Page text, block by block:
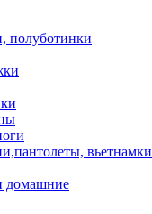
полуботинки
вьетнамки
домашние